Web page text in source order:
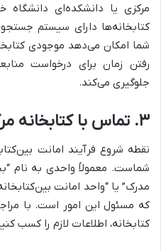
مرکزی یا دانشکده‌ای
شما امکان می‌دهد موجودی
رفتن زمان برای درخواست
جلوگیری می‌کند.
۳. تماس با کتابخانه مرکزی دانشگاه خود
نقطه شروع فرآیند امانت
شماست. معمولاً واحدی به نام
مدرک” یا “واحد امانت
که مسئول این امور است. با
کتابخانه، اطلاعات لازم را کسب